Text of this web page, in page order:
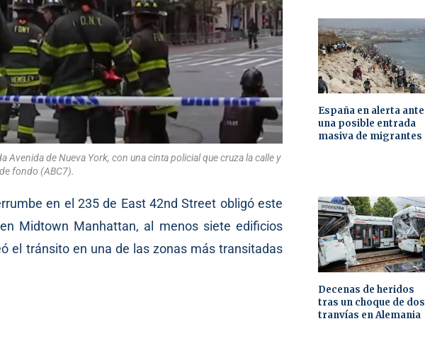
Avenida de Nueva York, con una cinta policial que cruza la calle y
fondo (ABC7).
en el 235 de East 42nd Street obligó este
Midtown Manhattan, al menos siete edificios
el tránsito en una de las zonas más transitadas
España en alerta ante
una posible entrada
masiva de migrantes
Decenas de heridos
tras un choque de dos
tranvías en Alemania